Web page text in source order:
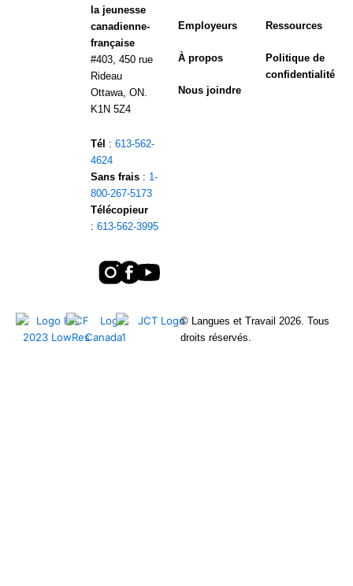
la jeunesse
canadienne-
française
#403, 450 rue
Rideau
Ottawa, ON.
K1N 5Z4
Tél :613-562-
4624
Sans frais : 1-
800-267-5173
Télécopieur
:613-562-3995
Employeurs
À propos
Nous joindre
Ressources
Politique de
confidentialité
© Langues et Travail 2026. Tous
droits réservés.